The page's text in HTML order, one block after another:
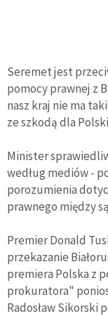
Seremet jest
pomocy prawnej z
nasz kraj nie ma
ze szkodą dla
Minister
według mediów -
porozumienia
prawnego między
Premier Donald
przekazanie
premiera Polska z
prokuratora"
Radosław Sikorski